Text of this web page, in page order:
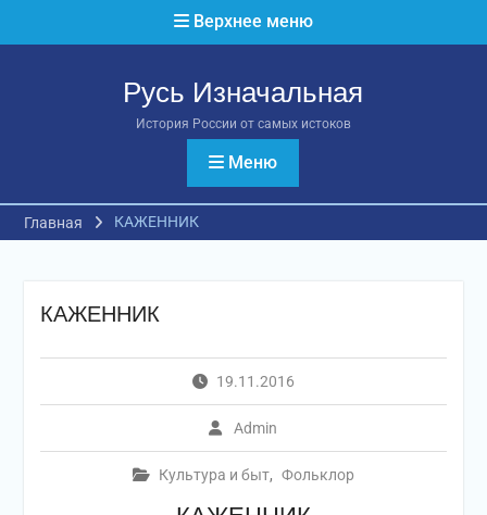
Верхнее меню
Русь Изначальная
История России от самых истоков
Меню
Главная КАЖЕННИК
КАЖЕННИК
19.11.2016
Admin
Культура и быт, Фольклор